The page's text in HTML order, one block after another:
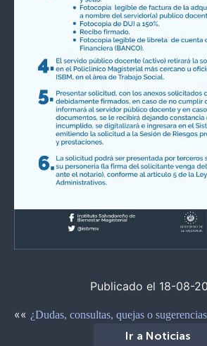
Publicado el 18-08-
«« ¿Dudas, consultas, quejas o
Ir a Noticias